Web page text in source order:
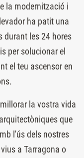
la modernització i
ha patit una
durant les 24 hores
per solucionar el
el teu ascensor en
la vostra vida
que
l'ús dels nostres
a Tarragona o